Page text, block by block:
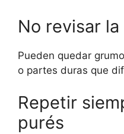
No revisar
Pueden quedar
o partes duras que
Repetir
purés